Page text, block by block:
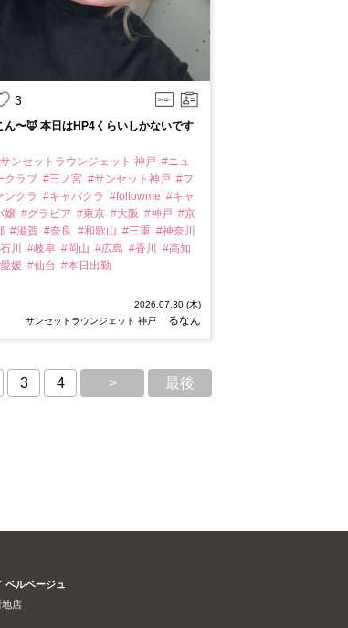
3
ん〜🦊 本日はHP4くらいしかないです
ンセットラウンジェット 神戸 #ニュ
クラブ #三ノ宮 #サンセット神戸 #フ
ンクラ #キャバクラ #followme #キャ
嬢 #グラビア #東京 #大阪 #神戸 #京
#滋賀 #奈良 #和歌山 #三重 #神奈川
川
#岐阜 #岡山 #広島 #香川
#高知
媛 #仙台 #本日出勤
2026.07.30 (木)
サンセットラウンジェット 神戸
るなん
3 4 > 最後
ベルベージュ
地店